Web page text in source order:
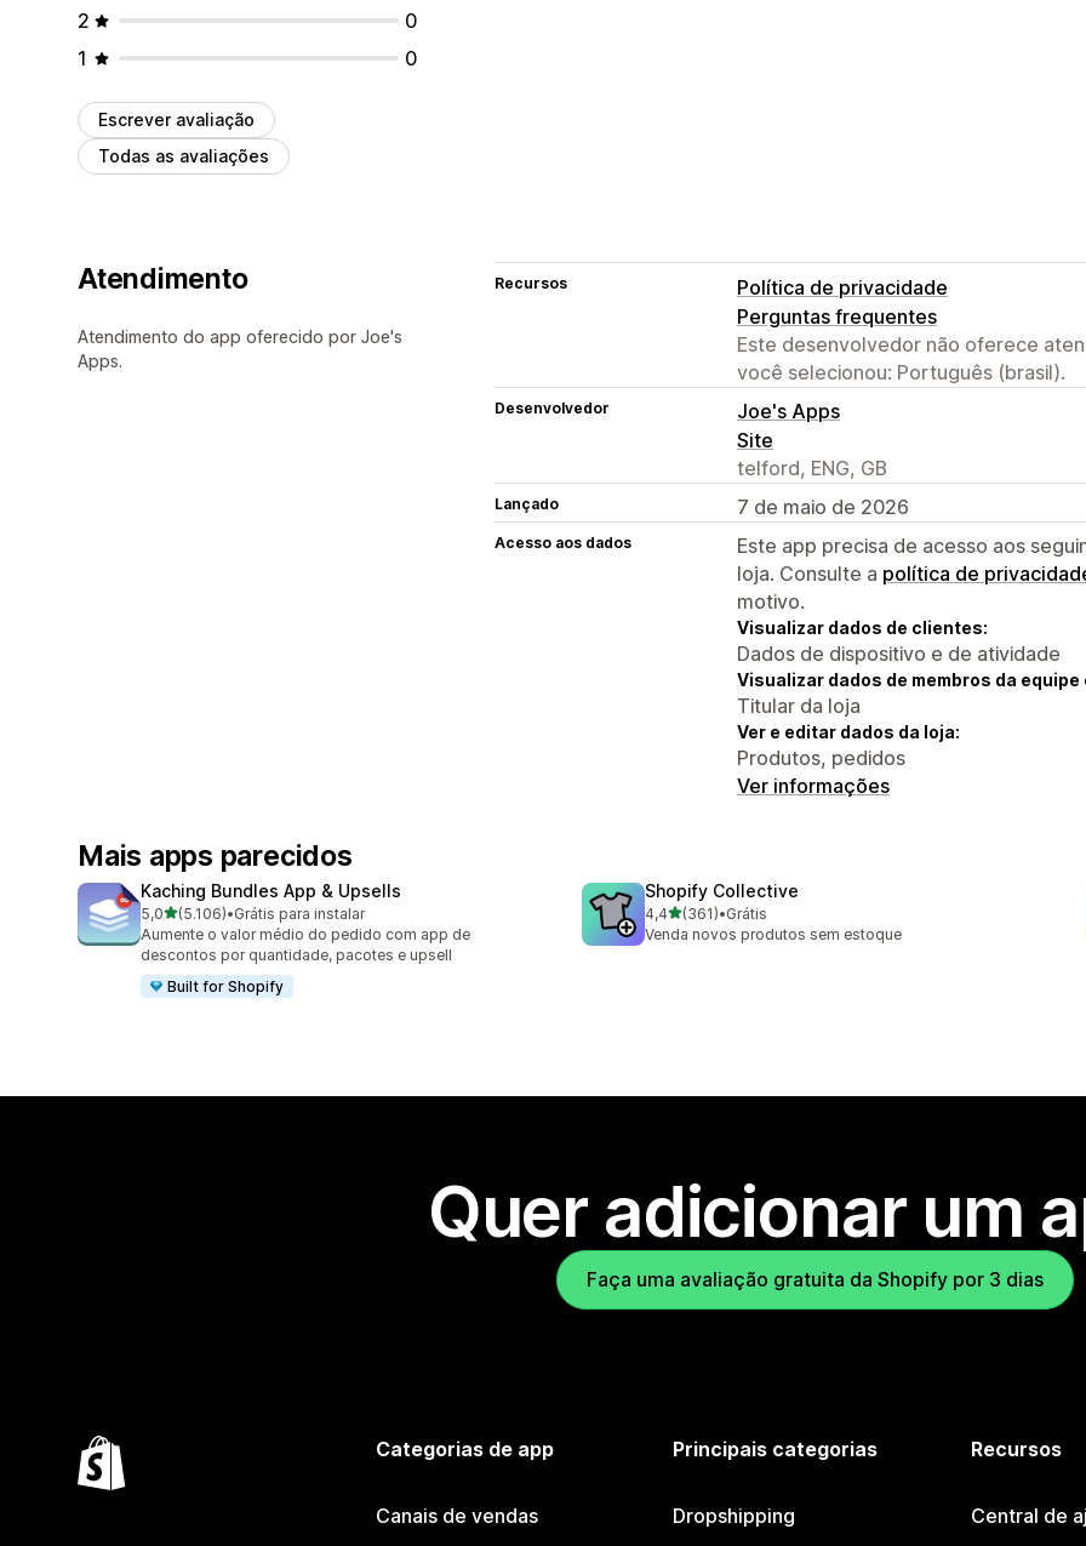
2
0
1
0
Escrever avaliação
Todas as avaliações
Atendimento
Atendimento do app oferecido por Joe's
Apps.
Recursos
Política de privacidade
Perguntas frequentes
Este desenvolvedor não oferece
você selecionou: Português (brasil).
Desenvolvedor
Joe's Apps
Site
telford, ENG, GB
Lançado 7 de maio de 2026
Acesso aos dados
Este app precisa de acesso aos
loja. Consulte a política de
motivo.
Visualizar dados de clientes:
Dados de dispositivo e de atividade
Visualizar dados de membros da
Titular da loja
Ver e editar dados da loja:
Produtos, pedidos
Ver informações
Mais apps parecidos
Kaching Bundles App & Upsells
5,0de 5 estrelas
(5.106)
5106 avaliações ao todo
•Grátis para instalar
Aumente o valor médio do pedido com app de
descontos por quantidade, pacotes e upsell
Built for Shopify
Shopify Collective
4,4de 5 estrelas
(361)
361 avaliações ao todo
•Grátis
Venda novos produtos sem estoque
Quer adicionar um
Faça uma avaliação gratuita da Shopify por 3 dias
Categorias de app
Canais de vendas
Principais categorias
Dropshipping
Recursos
Central de